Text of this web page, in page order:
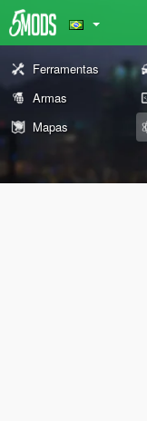
Ferramentas
Armas
Mapas